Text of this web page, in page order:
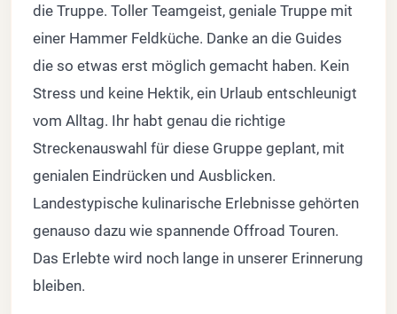
die Truppe. Toller Teamgeist, geniale Truppe mit
einer Hammer Feldküche. Danke an die Guides
die so etwas erst möglich gemacht haben. Kein
Stress und keine Hektik, ein Urlaub entschleunigt
vom Alltag. Ihr habt genau die richtige
Streckenauswahl für diese Gruppe geplant, mit
genialen Eindrücken und Ausblicken.
Landestypische kulinarische Erlebnisse gehörten
genauso dazu wie spannende Offroad Touren.
Das Erlebte wird noch lange in unserer Erinnerung
bleiben.